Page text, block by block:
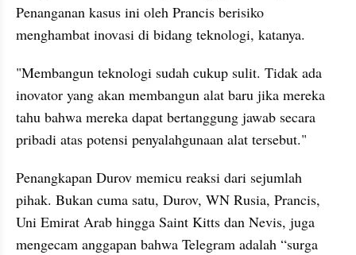
Penanganan kasus ini oleh Prancis berisiko
menghambat inovasi di bidang teknologi, katanya.
"Membangun teknologi sudah cukup sulit. Tidak ada
inovator yang akan membangun alat baru jika mereka
tahu bahwa mereka dapat bertanggung jawab secara
pribadi atas potensi penyalahgunaan alat tersebut."
Penangkapan Durov memicu reaksi dari sejumlah
pihak. Bukan cuma satu, Durov, WN Rusia, Prancis,
Uni Emirat Arab hingga Saint Kitts dan Nevis, juga
mengecam anggapan bahwa Telegram adalah “surga